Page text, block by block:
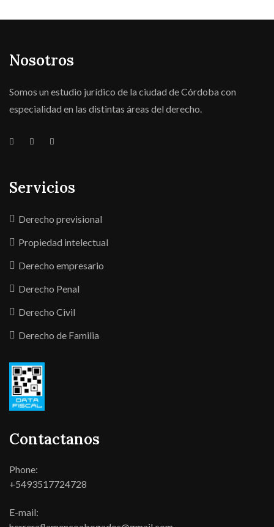
Nosotros
Somos un estudio jurídico de la ciudad de Córdoba con
especialidad en las distintas áreas del derecho.
Servicios
Derecho previsional
Propiedad intelectual
Derecho empresario
Derecho Penal
Derecho Civil
Derecho de Familia
Contactanos
Phone:
+5493517724728
E-mail: